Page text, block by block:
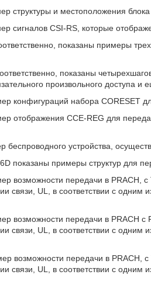
структуры и местоположения блока
сигналов CSI-RS, которые
показаны примеры
показаны
произвольного доступа
конфигураций набора CORESET
отображения CCE-REG для
устройства,
показаны примеры структур для
возможности передачи в PRACH,
связи, UL, в соответствии с одним
возможности передачи в PRACH с
связи, UL, в соответствии с одним
возможности передачи в PRACH,
связи, UL, в соответствии с одним